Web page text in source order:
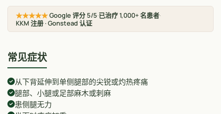
★★★★★Google 评分 5/5·已治疗 1,000+ 名患者·
KKM 注册 · Gonstead 认证
常见症状
从下背延伸到单侧腿部的尖锐或灼热疼痛
腿部、小腿或足部麻木或刺麻
患侧腿无力